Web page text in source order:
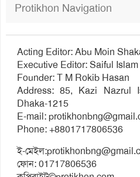
Protikhon Navigation
Acting Editor: Abu Moin
Executive Editor: Saiful Islam
Founder: T M Rokib Hasan
Address: 85, Kazi Nazrul
Dhaka-1215
E-mail:
Phone: +8801717806536
ই-মেইল:
ফোন: 01717806536